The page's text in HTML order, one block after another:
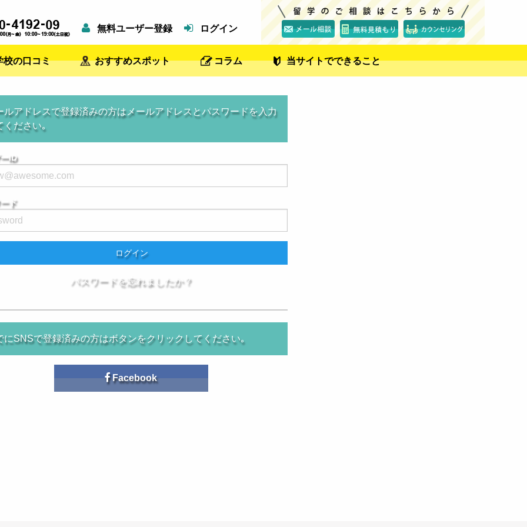
無料ユーザー登録 ログイン
校の口コミ おすすめスポット コラム 当サイトでできること
ルアドレスで登録済みの方はメールアドレスとパスワードを入力
ください｡
ID
ド
ログイン
パスワードを忘れましたか？
にSNSで登録済みの方はボタンをクリックしてください｡
Facebook